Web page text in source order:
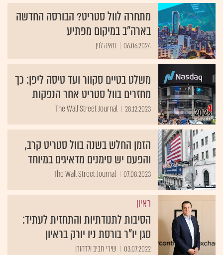
מתחרה לוול סטריט? הבורסה החדשה
בארה"ב במיקום מפתיע
06.06.2024 מאיה לוין
משלט בטיים סקוור ועד טיסה ליפן: כך
מחזרים בוול סטריט אחר הנפקות
28.12.2023
The Wall Street Journal
הזמן החלש בשנה בוול סטריט קרב,
והפעם יש סימנים מדאיגים במיוחד
07.08.2023
The Wall Street Journal
ראיון
הסיבות לתנודתיות והתחזית לעתיד:
סגן יו"ר בורסת ניו יורק בראיון
03.07.2022 שירי חביב ולדהורן